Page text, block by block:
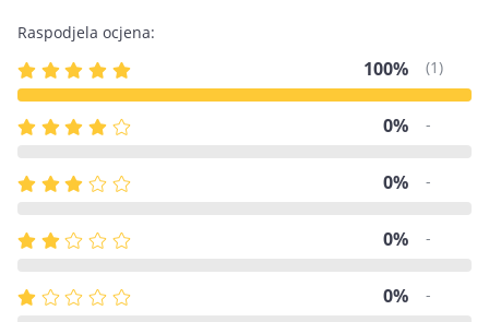
Raspodjela ocjena:
100% (1)
0% -
0% -
0% -
0% -